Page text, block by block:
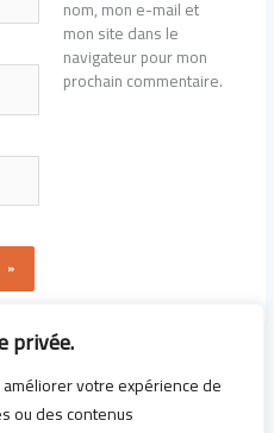
privée.
votre expérience de
ou des contenus
nom, mon e-mail et
mon site dans le
navigateur pour mon
prochain commentaire.